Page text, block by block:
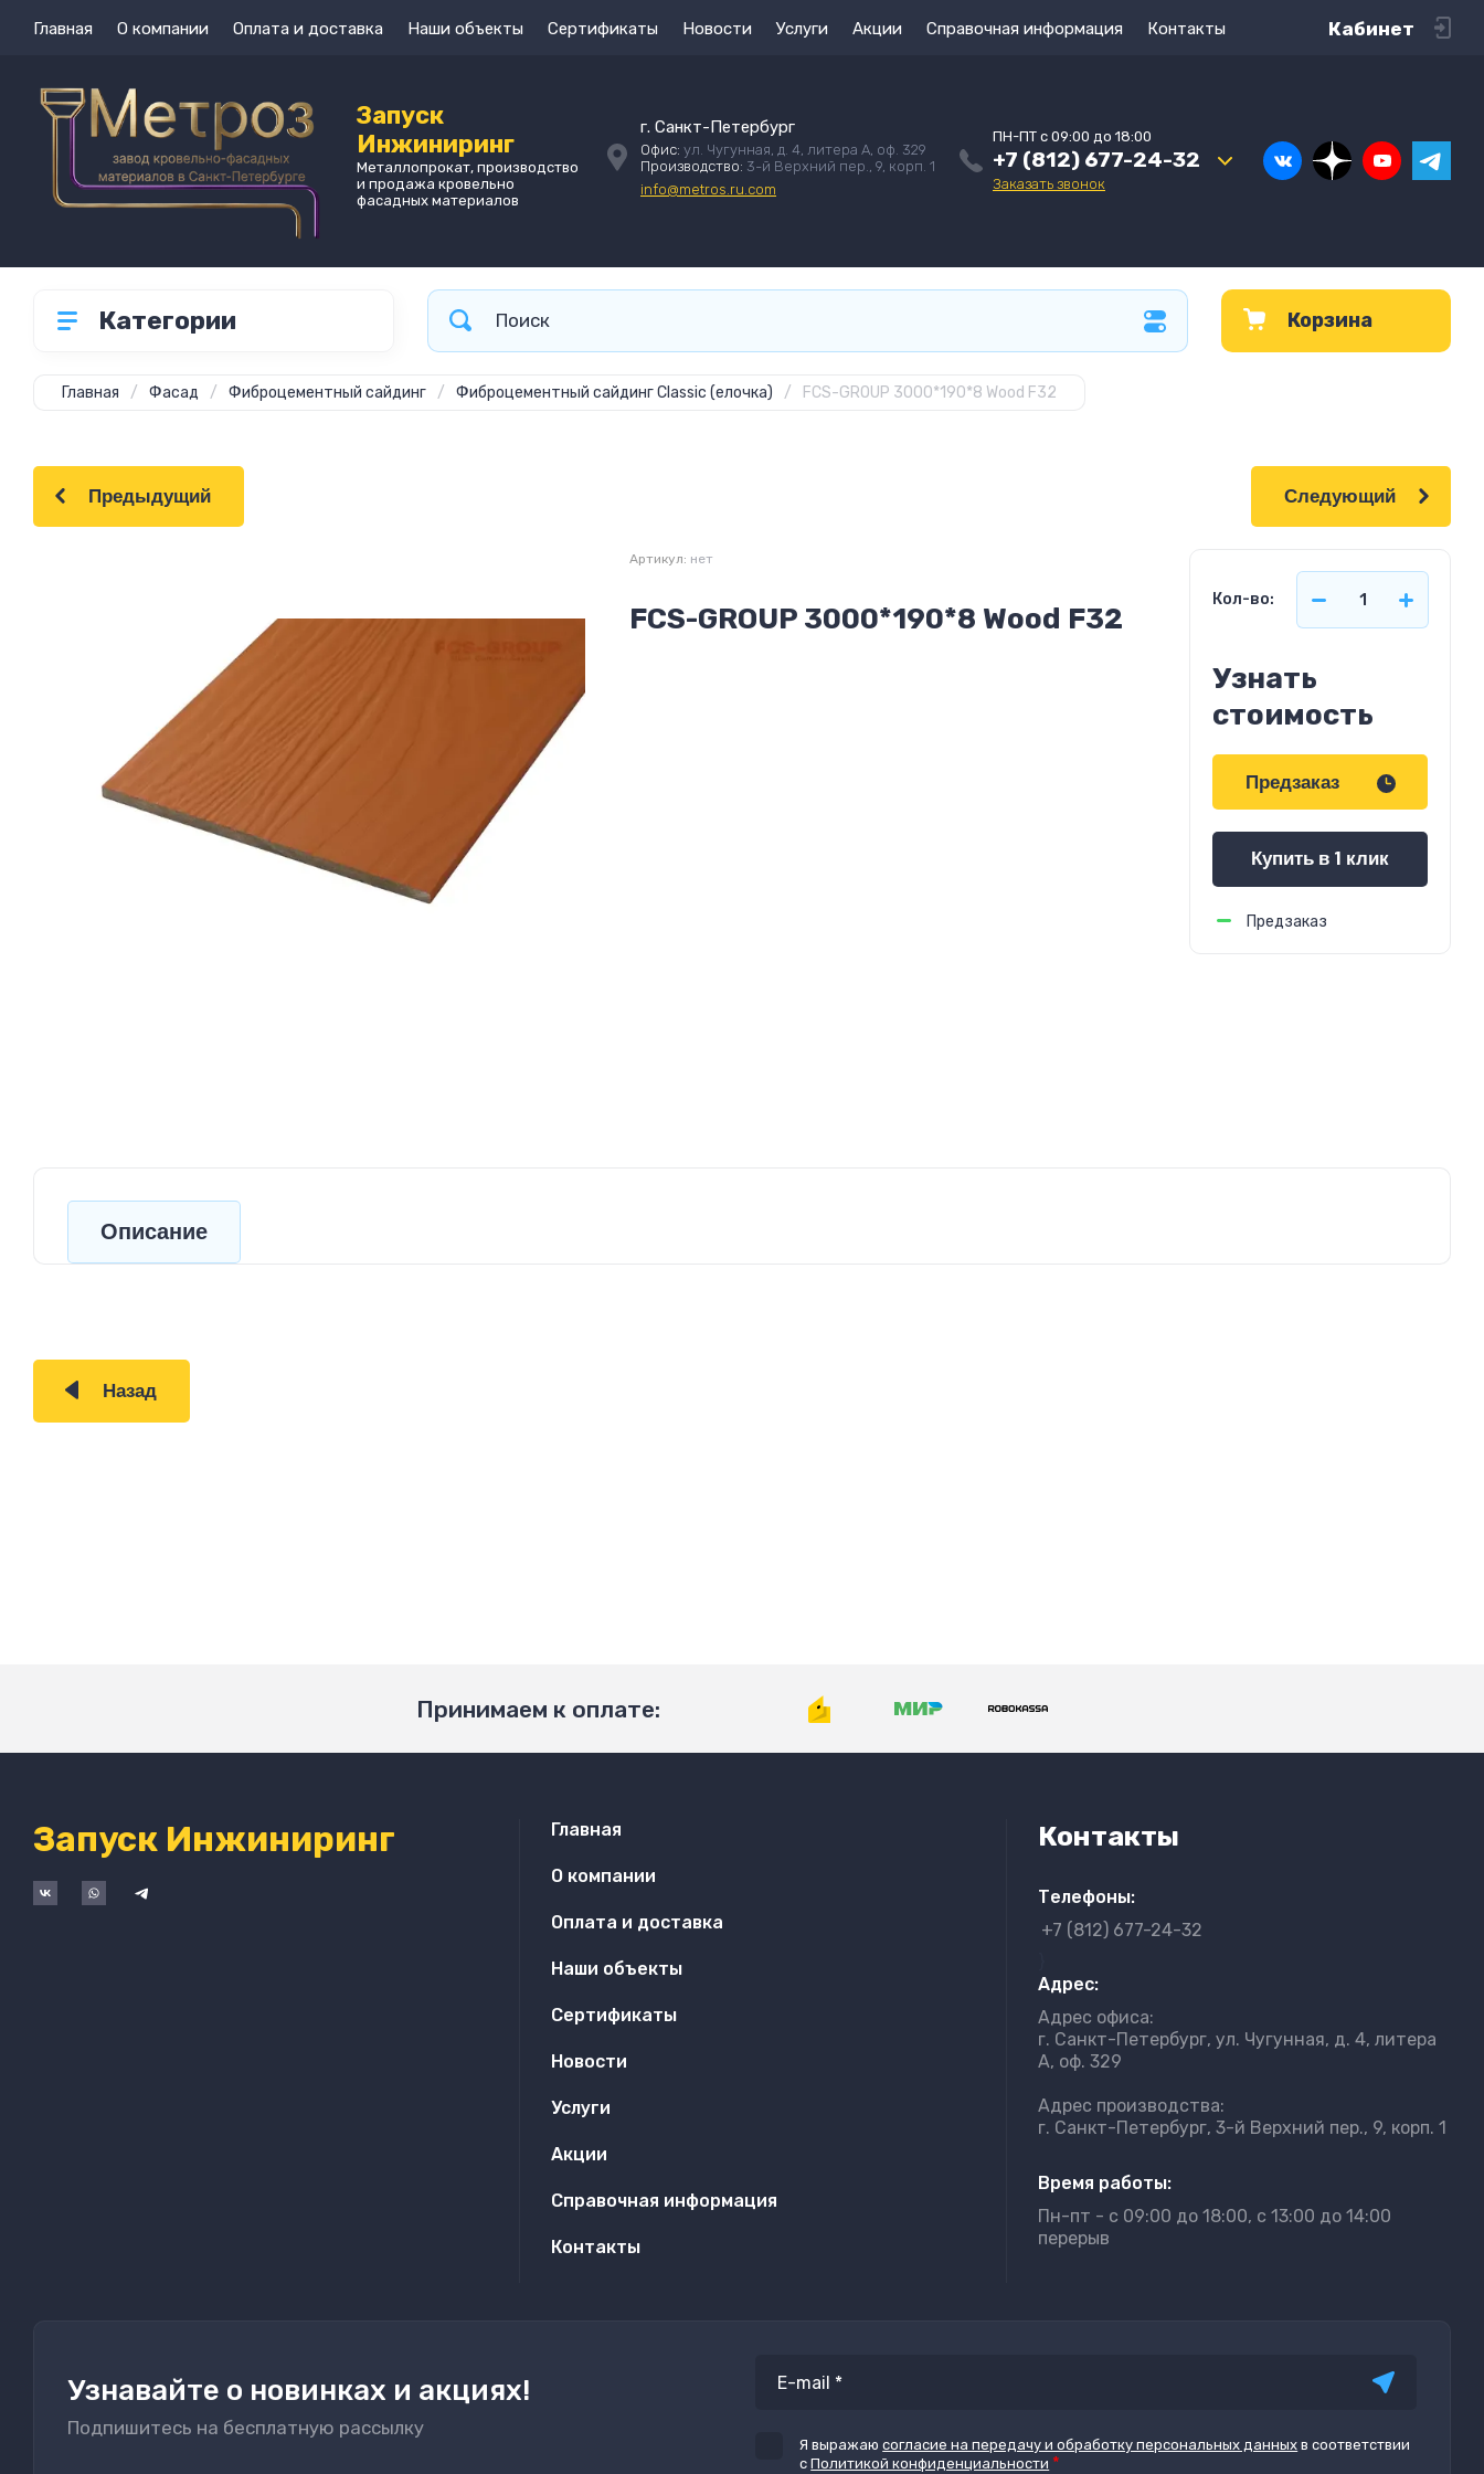
Главная О компании Оплата и доставка Наши объекты Сертификаты Новости Услуги Акции Справочная информация Контакты Кабинет
Запуск
Инжиниринг
Металлопрокат, производство
и продажа кровельно
фасадных материалов
г. Санкт-Петербург
Офис: ул. Чугунная, д. 4, литера А, оф. 329
Производство: 3-й Верхний пер., 9, корп. 1
info@metros.ru.com
ПН-ПТ с 09:00 до 18:00
+7 (812) 677-24-32
Заказать звонок
Категории Корзина
Главная / Фасад / Фиброцементный сайдинг / Фиброцементный сайдинг Classic (елочка) / FCS-GROUP 3000*190*8 Wood F32
Предыдущий Следующий
Артикул: нет
FCS-GROUP 3000*190*8 Wood F32
Кол-во:
Узнать
стоимость
Предзаказ
Купить в 1 клик
Предзаказ
Описание
Назад
Принимаем к оплате:
Запуск Инжиниринг Главная
О компании
Оплата и доставка
Наши объекты
Сертификаты
Новости
Услуги
Акции
Справочная информация
Контакты
Контакты
Телефоны:
+7 (812) 677-24-32
Адрес:
Адрес офиса:
г. Санкт-Петербург, ул. Чугунная, д. 4, литера
А, оф. 329
Адрес производства:
г. Санкт-Петербург, 3-й Верхний пер., 9, корп. 1
Время работы:
Пн-пт - с 09:00 до 18:00, с 13:00 до 14:00
перерыв
Узнавайте о новинках и акциях!
Подпишитесь на бесплатную рассылку
Я выражаюсогласие на передачу и обработку персональных данных в соответствии
сПолитикой конфиденциальности *